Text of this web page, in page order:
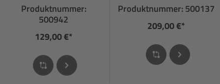
Produktnummer:
500942
129,00 €*
Produktnummer: 500137
209,00 €*